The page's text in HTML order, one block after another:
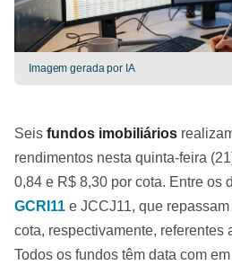
Imagem gerada por IA
Seis fundos imobiliários
rendimentos nesta quinta-feira
0,84 e R$ 8,30 por cota. Entre os
GCRI11 e JCCJ11, que
cota, respectivamente, referentes
Todos os fundos têm data com